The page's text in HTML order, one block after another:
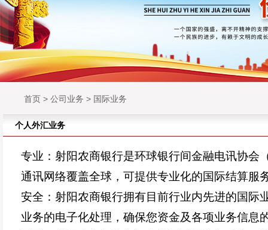
首页 > 公司业务 > 国际业务
个人外汇业务
专业：射阳农商银行是环球银行间金融电讯协会
通讯网络覆盖全球，可提供专业化的国际结算服
安全：射阳农商银行拥有目前行业内先进的国际
业务的电子化处理，确保您资金及各项业务信息